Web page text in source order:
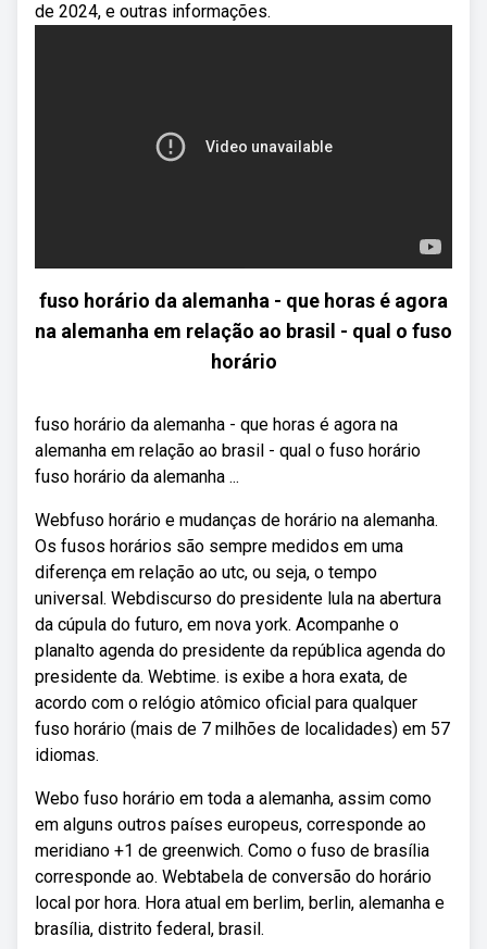
de 2024, e outras informações.
fuso horário da alemanha - que horas é agora
na alemanha em relação ao brasil - qual o fuso
horário
fuso horário da alemanha - que horas é agora na
alemanha em relação ao brasil - qual o fuso horário
fuso horário da alemanha ...
Webfuso horário e mudanças de horário na alemanha.
Os fusos horários são sempre medidos em uma
diferença em relação ao utc, ou seja, o tempo
universal. Webdiscurso do presidente lula na abertura
da cúpula do futuro, em nova york. Acompanhe o
planalto agenda do presidente da república agenda do
presidente da. Webtime. is exibe a hora exata, de
acordo com o relógio atômico oficial para qualquer
fuso horário (mais de 7 milhões de localidades) em 57
idiomas.
Webo fuso horário em toda a alemanha, assim como
em alguns outros países europeus, corresponde ao
meridiano +1 de greenwich. Como o fuso de brasília
corresponde ao. Webtabela de conversão do horário
local por hora. Hora atual em berlim, berlin, alemanha e
brasília, distrito federal, brasil.